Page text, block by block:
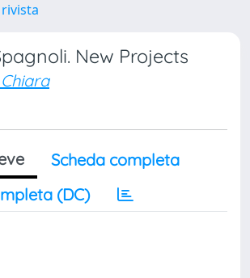
New Projects
Chiara
Scheda completa
(DC)